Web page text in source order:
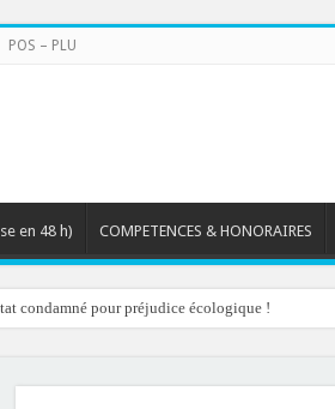
POS – PLU
en 48 h) COMPETENCES & HONORAIRES
condamné pour préjudice écologique !